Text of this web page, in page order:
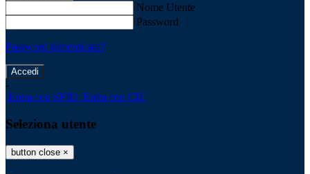
Nome Utente
Password
Password dimenticata?
-
Entra con SPID Entra con CIE
Seleziona utente
button close ×